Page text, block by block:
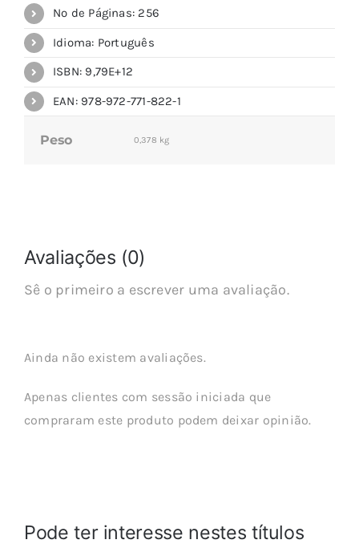
Nº de Páginas: 256
Idioma: Português
ISBN: 9,79E+12
EAN: 978-972-771-822-1
Peso 0,378 kg
Avaliações (0)
Sê o primeiro a escrever uma avaliação.
Ainda não existem avaliações.
Apenas clientes com sessão iniciada que
compraram este produto podem deixar opinião.
Pode ter interesse nestes títulos